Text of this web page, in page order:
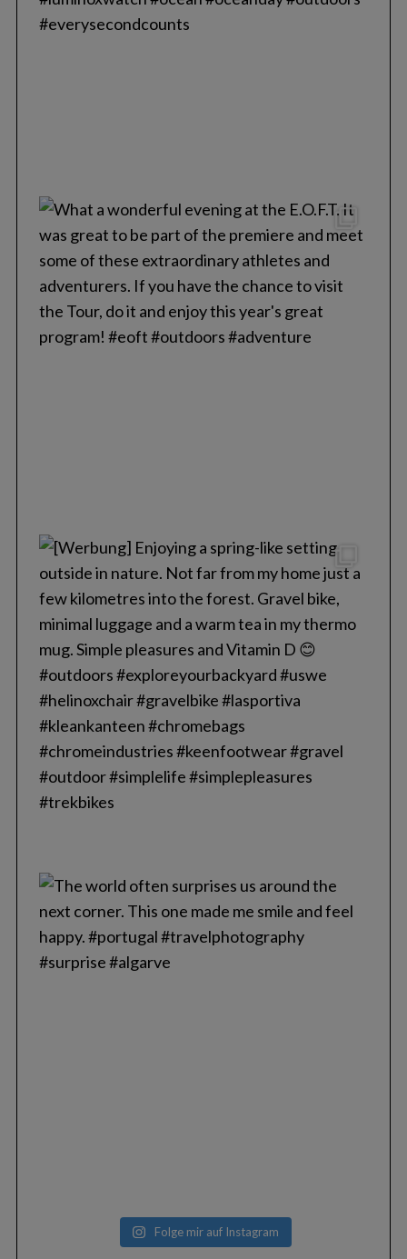
Folge mir auf Instagram